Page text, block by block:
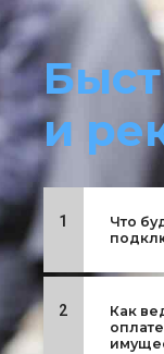
и
1
Что
2
Как